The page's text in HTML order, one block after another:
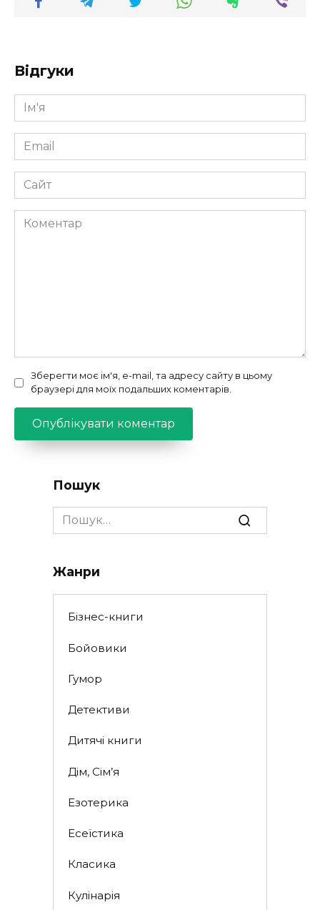
Відгуки
Ім'я
*
Email
*
Сайт
Коментар
Зберегти моє ім'я, e-mail, та адресу сайту в цьому
браузері для моїх подальших коментарів.
Пошук
Search
for:
Жанри
Бізнес-книги
Бойовики
Гумор
Детективи
Дитячі книги
Дім, Сім’я
Езотерика
Есеїстика
Класика
Кулінарія